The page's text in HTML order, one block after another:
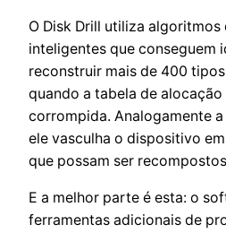
O Disk Drill utiliza algoritmos
inteligentes que conseguem
reconstruir mais de 400
quando a tabela de
corrompida. Analogamente
ele vasculha o dispositivo
que possam ser
E a melhor parte é esta: o
ferramentas adicionais de